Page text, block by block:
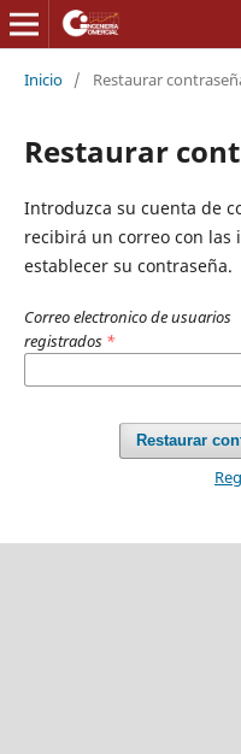
Inicio / Restaurar
Restaurar
Introduzca su cuenta de
recibirá un correo con las
establecer su contraseña.
Correo electronico de usuarios
registrados *
Restaurar